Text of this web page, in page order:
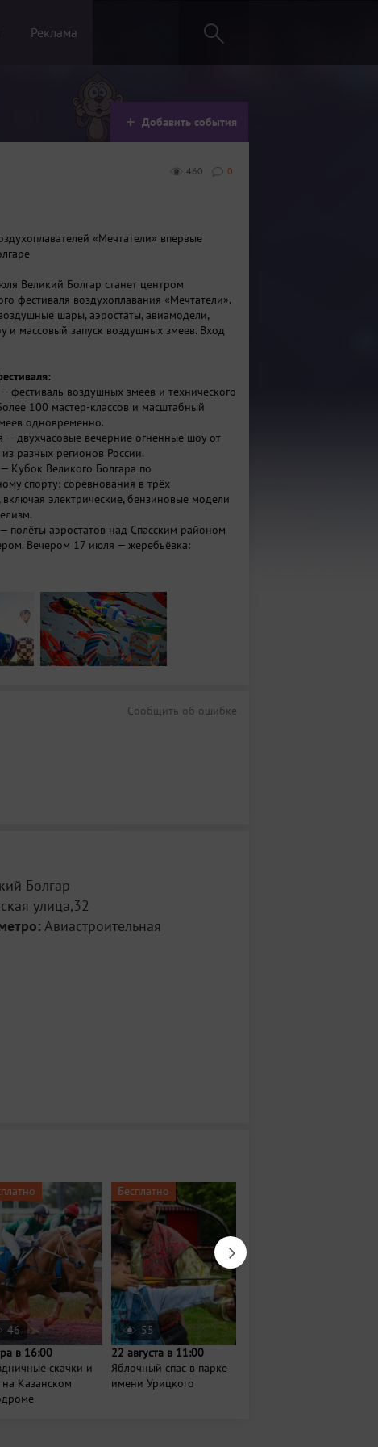
Реклама
Добавить события
0
460
«Мечтатели» впервые
Великий Болгар станет центром
фестиваля воздухоплавания «Мечтатели».
шары, аэростаты, авиамодели,
и массовый запуск воздушных змеев. Вход
фестиваль воздушных змеев и технического
100 мастер-классов и масштабный
одновременно.
двухчасовые вечерние огненные шоу от
разных регионов России.
Кубок Великого Болгара по
спорту: соревнования в трёх
электрические, бензиновые модели
полёты аэростатов над Спасским районом
Вечером 17 июля — жеребьёвка:
основная часть фестиваля
сборка и запуск аэростатов,
по историческим образцам, а также
полёты воздушных шаров.
Сообщить об ошибке
Болгар
улица,32
Авиастроительная
46
в 16:00
скачки и
на Казанском
55
Бесплатно
22 августа в 11:00
Яблочный спас в парке
имени Урицкого